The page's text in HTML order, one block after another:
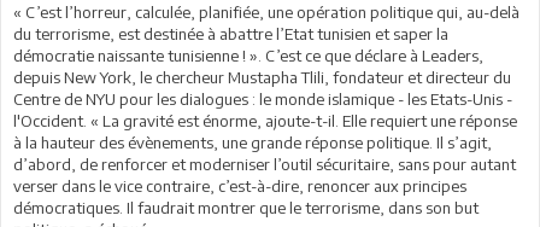
« C’est l’horreur, calculée, planifiée, une opération politique qui, au-delà
du terrorisme, est destinée à abattre l’Etat tunisien et saper la
démocratie naissante tunisienne ! ». C’est ce que déclare à Leaders,
depuis New York, le chercheur Mustapha Tlili, fondateur et directeur du
Centre de NYU pour les dialogues : le monde islamique - les Etats-Unis -
l'Occident. « La gravité est énorme, ajoute-t-il. Elle requiert une réponse
à la hauteur des évènements, une grande réponse politique. Il s’agit,
d’abord, de renforcer et moderniser l’outil sécuritaire, sans pour autant
verser dans le vice contraire, c’est-à-dire, renoncer aux principes
démocratiques. Il faudrait montrer que le terrorisme, dans son but